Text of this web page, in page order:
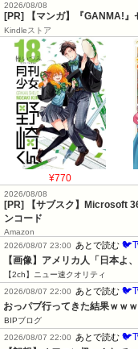
2026/08/08
[PR] 【マンガ】『GANMA!』
Kindleストア
¥770
2026/08/08
[PR] 【サブスク】Microsoft
ンコード
Amazon
2026/08/07 23:00
あとで読む
【画像】アメリカ人「日本よ
【2ch】ニュー速クオリティ
2026/08/07 22:00
あとで読む
おっパブ行ってきた結果ｗｗ
BIPブログ
2026/08/07 22:00
あとで読む